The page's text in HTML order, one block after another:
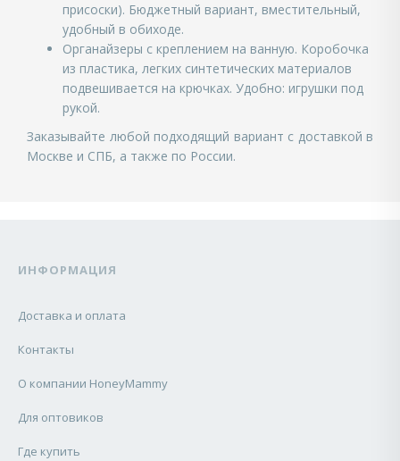
присоски). Бюджетный вариант, вместительный,
удобный в обиходе.
Органайзеры с креплением на ванную. Коробочка
из пластика, легких синтетических материалов
подвешивается на крючках. Удобно: игрушки под
рукой.
Заказывайте любой подходящий вариант с доставкой в
Москве и СПБ, а также по России.
ИНФОРМАЦИЯ
Доставка и оплата
Контакты
О компании HoneyMammy
Для оптовиков
Где купить